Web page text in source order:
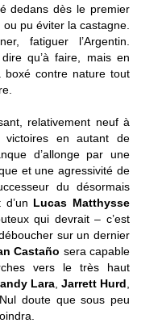
dedans dès le premier
ou pu éviter la castagne.
fatiguer l’Argentin.
qu’à faire, mais en
boxé contre nature tout
relativement neuf à
en autant de
d’allonge par une
et une agressivité de
du désormais
d’un Lucas Matthysse
qui devrait – c’est
sur un dernier
Castaño sera capable
vers le très haut
Lara Jarrett Hurd
Nul doute que sous peu